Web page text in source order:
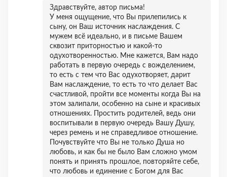
Здравствуйте, автор письма!
У меня ощущение, что Вы прилепились к
сыну, он Ваш источник наслаждения. С
мужем всё идеально, и в письме Вашем
сквозит приторностью и какой-то
одухотворенностью. Мне кажется, Вам надо
работать в первую очередь с вожделением,
то есть с тем что Вас одухотворяет, дарит
Вам наслаждение, то есть то что делает Вас
счастливой, пройти все моменты когда Вы на
этом залипали, особенно на сыне и красивых
отношениях. Простить родителей, ведь они
воспитывали в первую очередь Вашу Душу,
через ремень и не справедливое отношение.
Почувствуйте что Вы не только Душа но
любовь, и как бы не было Вам сложно умом
понять и принять прошлое, повторяйте себе,
что любовь и единение с Богом для Вас